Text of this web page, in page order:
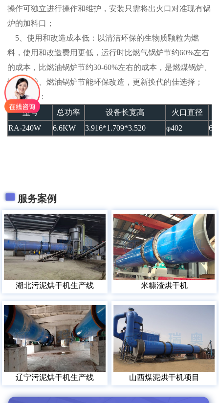
操作可独立进行操作和维护，安装只需将出火口对准现有锅
炉的加料口；
5、使用和改造成本低：以清洁环保的生物质颗粒为燃
料，使用和改造费用更低，运行时比燃气锅炉节约60%左右
的成本，比燃油锅炉节约30-60%左右的成本，是燃煤锅炉、
燃气锅炉、燃油锅炉节能环保改造，更新换代的佳选择；
产品参数：
型号
总功率 设备长宽高 火口直径
RA-240W
6.6KW 3.916*1.709*3.520 φ402
服务案例
湖北污泥烘干机生产线 米糠渣烘干机
辽宁污泥烘干机生产线 山西煤泥烘干机项目